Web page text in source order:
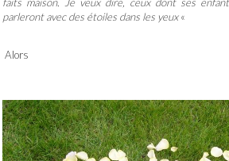
parleront avec des étoiles dans les yeux«
Alors